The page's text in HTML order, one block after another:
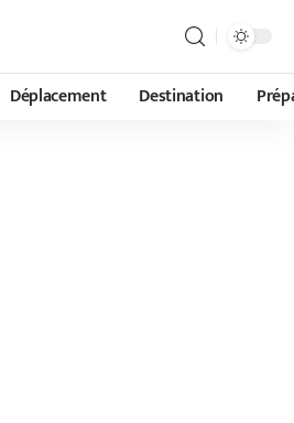
Déplacement Destination